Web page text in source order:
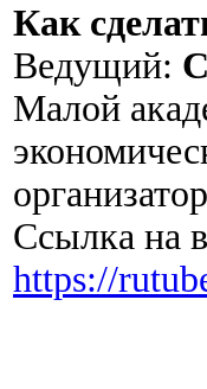
Как
Ведущий:
Малой
Ссылка на
https://